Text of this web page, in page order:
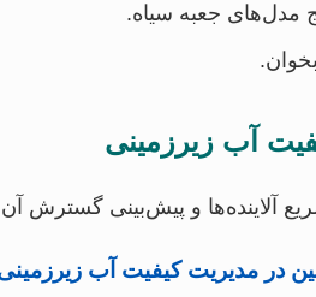
مدل‌های جعبه سیاه.
آلاینده‌ها و پیش‌بینی گسترش